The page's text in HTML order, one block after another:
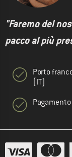
"Faremo del
pacco al più
Porto
(IT)